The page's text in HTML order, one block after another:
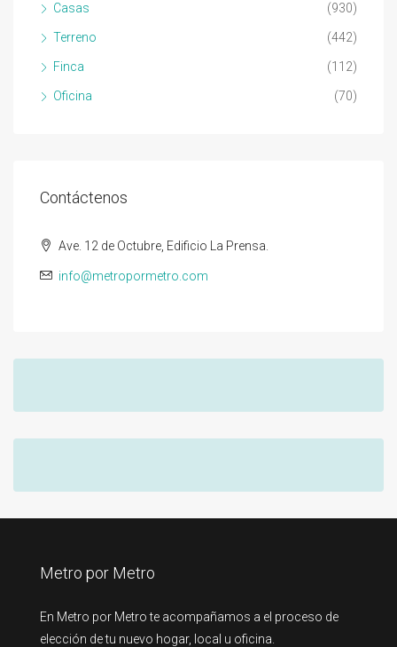
Casas (930)
Terreno (442)
Finca (112)
Oficina (70)
Contáctenos
Ave. 12 de Octubre, Edificio La Prensa.
info@metropormetro.com
Metro por Metro
En Metro por Metro te acompañamos a el proceso de
elección de tu nuevo hogar, local u oficina.